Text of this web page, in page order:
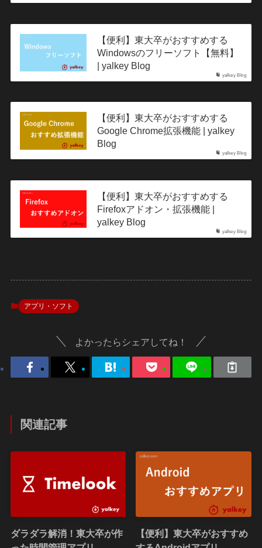
yalkey Blog
【便利】東大卒がおすすめする
Windowsのフリーソフト【無料】
| yalkey Blog
yalkey Blog
【便利】東大卒がおすすめする
Google Chrome拡張機能 | yalkey
Blog
yalkey Blog
【便利】東大卒がおすすめする
Firefoxアドオン・拡張機能 |
yalkey Blog
アプリ・ソフト
よかったらシェアしてね！
関連記事
ダラダラ解消！東大卒が作
【便利】東大卒がおすすめ